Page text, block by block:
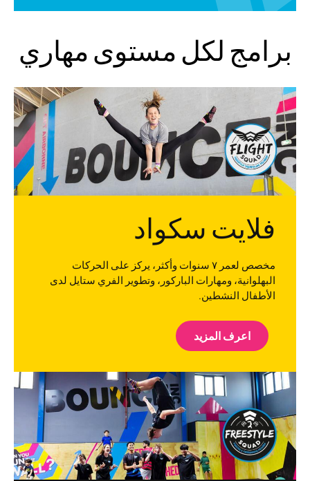
برامج لكل مستوى مهاري
فلايت سكواد
مخصص لعمر ٧ سنوات وأكثر، يركز على الحركات
البهلوانية، ومهارات الباركور، وتطوير الفري ستايل لدى
الأطفال النشطين.
اعرف المزيد